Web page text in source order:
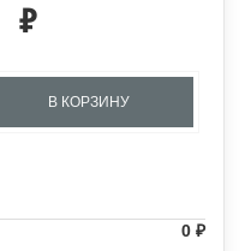
₽
В КОРЗИНУ
0 ₽